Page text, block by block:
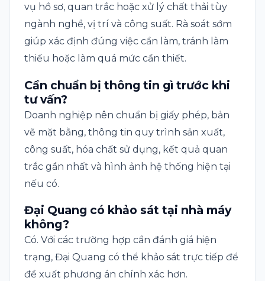
vụ hồ sơ, quan trắc hoặc xử lý chất thải tùy
ngành nghề, vị trí và công suất. Rà soát sớm
giúp xác định đúng việc cần làm, tránh làm
thiếu hoặc làm quá mức cần thiết.
Cần chuẩn bị thông tin gì trước khi
tư vấn?
Doanh nghiệp nên chuẩn bị giấy phép, bản
vẽ mặt bằng, thông tin quy trình sản xuất,
công suất, hóa chất sử dụng, kết quả quan
trắc gần nhất và hình ảnh hệ thống hiện tại
nếu có.
Đại Quang có khảo sát tại nhà máy
không?
Có. Với các trường hợp cần đánh giá hiện
trạng, Đại Quang có thể khảo sát trực tiếp để
đề xuất phương án chính xác hơn.